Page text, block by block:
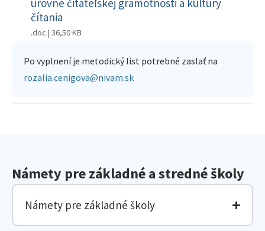
úrovne čitateľskej gramotnosti a kultúry
čítania
.doc | 36,50 KB
Po vyplnení je metodický list potrebné zaslať na
rozalia.cenigova@nivam.sk
Námety pre základné a stredné školy
Námety pre základné školy